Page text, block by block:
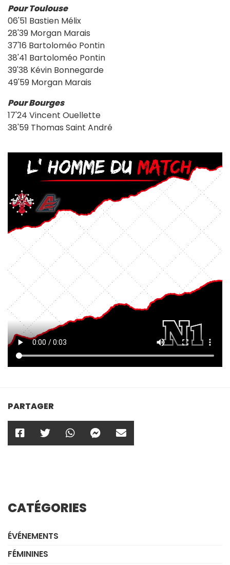
Pour Toulouse
06'51 Bastien Mélix
28'39 Morgan Marais
37'16 Bartoloméo Pontin
38'41 Bartoloméo Pontin
39'38 Kévin Bonnegarde
49'59 Morgan Marais
Pour Bourges
17'24 Vincent Ouellette
38'59 Thomas Saint André
PARTAGER
CATÉGORIES
ÉVÉNEMENTS
FÉMININES